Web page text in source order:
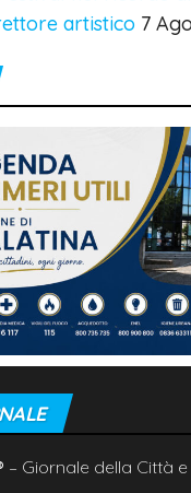
artistico 7
– Giornale della Città